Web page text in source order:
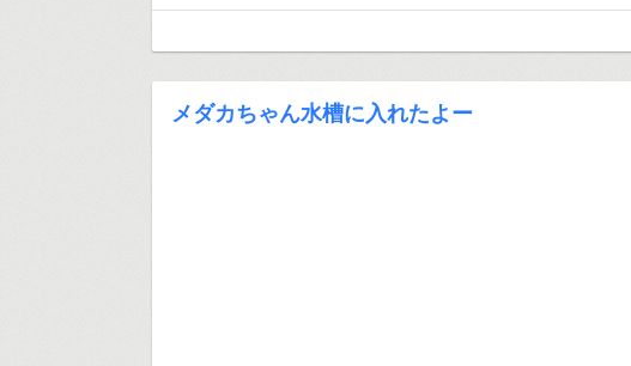
メダカちゃん水槽に入れたよー